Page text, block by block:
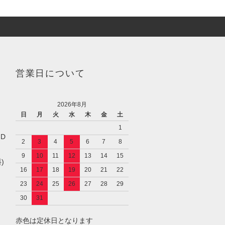
)
営業日について
2026年8月
日
月 火 水 木 金
土
1
2
3 4 5 6 7
8
9
10 11 12 13 14
15
16
17 18 19 20 21
22
23
24 25 26 27 28
29
30
31
赤色は定休日となります